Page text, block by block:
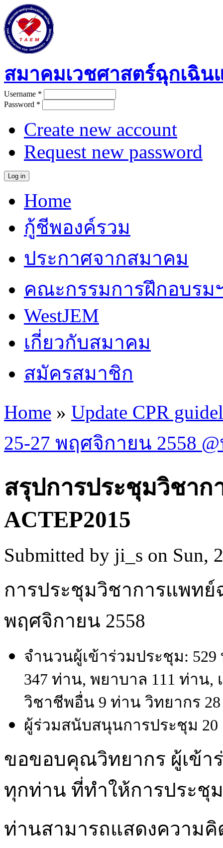
Skip to main content
สมาคมเวชศาสตร์ฉุกเฉิน
User login
Username *
Password *
Create new account
Request new password
Main menu
Home
กู้ชีพองค์รวม
ประกาศจากสมาคม
คณะกรรมการฝึกอบรม
WestJEM
เกี่ยวกับสมาคม
สมัครสมาชิก
You are here
Home » Update CPR
25-27 พฤศจิกายน 2558
สรุปการประชุมวิชา
ACTEP2015
Submitted by ji_s on Sun,
การประชุมวิชาการแพทย์
พฤศจิกายน 2558
จำนวนผู้เข้าร่วมประชุม:
347 ท่าน, พยาบาล 111 ท่าน
วิชาชีพอื่น 9 ท่าน วิทยากร
ผู้ร่วมสนับสนุนการประชุม 20
ขอขอบคุณวิทยากร ผู้เข้า
ทุกท่าน ที่ทำให้การประชุ
ท่านสามารถแสดงความคิ